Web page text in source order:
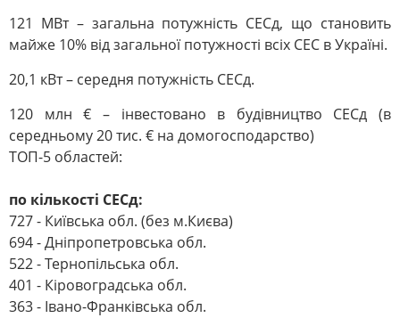
121 МВт – загальна потужність СЕСд, що становить
майже 10% від загальної потужності всіх СЕС в Україні.
20,1 кВт – середня потужність СЕСд.
120 млн € – інвестовано в будівництво СЕСд (в
середньому 20 тис. € на домогосподарство)
ТОП-5 областей:
по кількості СЕСд:
727 - Київська обл. (без м.Києва)
694 - Дніпропетровська обл.
522 - Тернопільська обл.
401 - Кіровоградська обл.
363 - Івано-Франківська обл.